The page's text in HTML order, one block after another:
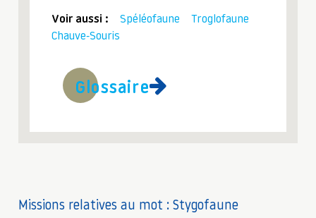
Voir aussi : Spéléofaune
Troglofaune
Chauve-Souris
Glossaire
Missions relatives au mot : Stygofaune